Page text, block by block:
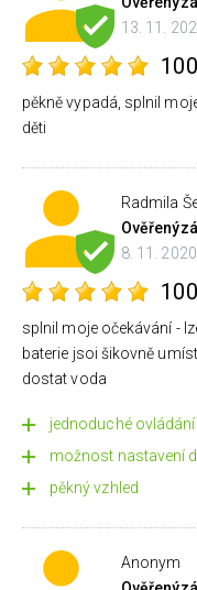
13. 11.
pěkně vypadá, splnil
děti
Radmila
Ověřený
8. 11. 2020
splnil moje očekávání -
baterie jsoi šikovně
dostat voda
jednoduché ovládání
možnost nastavení
pěkný vzhled
Anonym